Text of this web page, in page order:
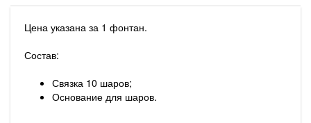
Цена указана за 1 фонтан.
Состав:
Связка 10 шаров;
Основание для шаров.